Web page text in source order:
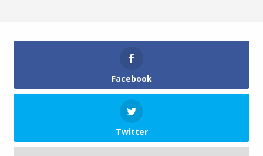
Facebook
Twitter